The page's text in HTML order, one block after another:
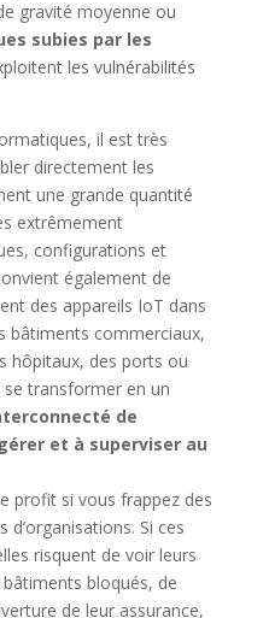
gravité moyenne ou
subies par les
les vulnérabilités
il est très
directement les
une grande quantité
extrêmement
configurations et
également de
des appareils IoT dans
bâtiments commerciaux,
hôpitaux, des ports ou
transformer en un
de
et à superviser au
profit si vous frappez des
d’organisations. Si ces
risquent de voir leurs
bloqués, de
de leur assurance,